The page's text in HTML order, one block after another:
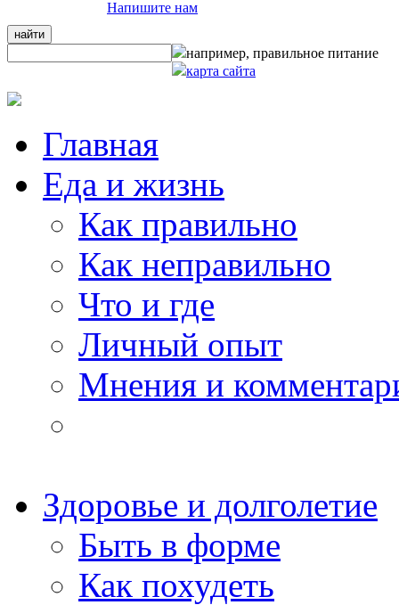
Напишите нам
например, правильное питание
карта сайта
Главная
Еда и жизнь
Как правильно
Как неправильно
Что и где
Личный опыт
Мнения и
Здоровье и долголетие
Быть в форме
Как похудеть